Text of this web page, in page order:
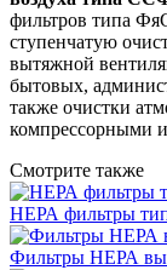
фильтров типа
ступенчатую
вытяжной
бытовых,
также очистки
компрессорными
Смотрите также
НЕРА фильтры
Фильтры НЕРА